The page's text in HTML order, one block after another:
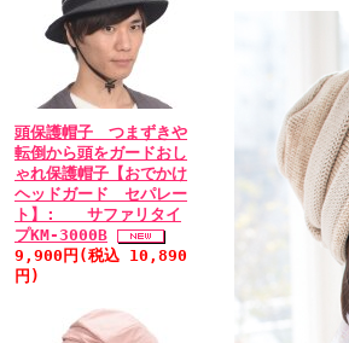
頭保護帽子 つまずきや
転倒から頭をガードおし
ゃれ保護帽子【おでかけ
ヘッドガード セパレー
ト】: サファリタイ
プKM-3000B
9,900円(税込 10,890
円)